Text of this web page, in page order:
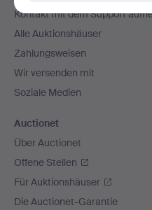
Kontakt mit dem Support
Alle Auktionshäuser
Zahlungsweisen
Wir versenden mit
Soziale Medien
Auctionet
Über Auctionet
Offene Stellen
Für Auktionshäuser
Die Auctionet-Garantie